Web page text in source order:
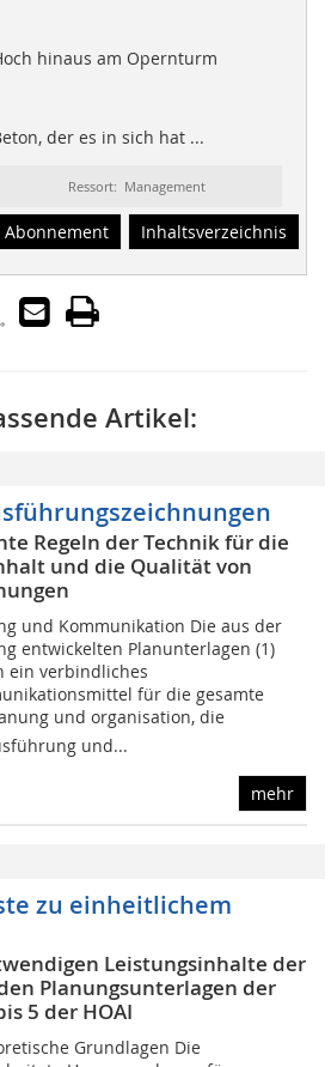
hinaus am Opernturm
der es in sich hat ...
Ressort: Management
Abonnement Inhaltsverzeichnis
Artikel:
Regeln der Technik für die
und die Qualität von
und Kommunikation Die aus der
entwickelten Planunterlagen (1)
ein verbindliches
für die gesamte
und organisation, die
und...
mehr
zu einheitlichem
Leistungsinhalte der
Planungsunterlagen der
5 der HOAI
Grundlagen Die